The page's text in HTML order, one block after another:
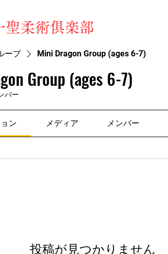
聖柔術俱楽部
ープ Mini Dragon Group (ages 6-7)
Group (ages 6-7)
バー
ン メディア メンバー
投稿が見つかりません